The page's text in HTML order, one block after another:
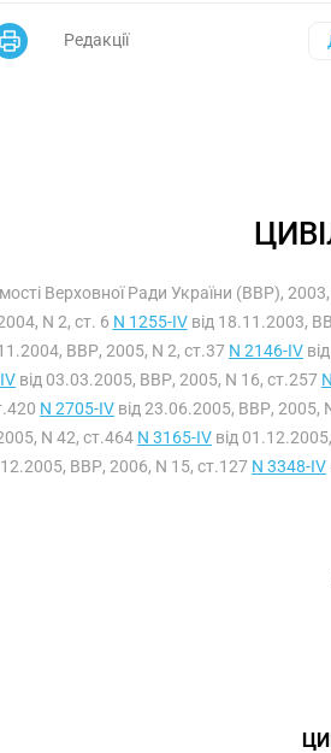
Редакції
Верховної Ради України (ВВР),
N 2, ст. 6 N 1255-IVвід 18.11.2003,
ВВР, 2005, N 2, ст.37 N 2146-IV
від 03.03.2005, ВВР, 2005, N 16, ст.257
N 2705-IV від 23.06.2005, ВВР, 2005,
N 42, ст.464 N 3165-IV від
ВВР, 2006, N 15, ст.127 N 3348-IV